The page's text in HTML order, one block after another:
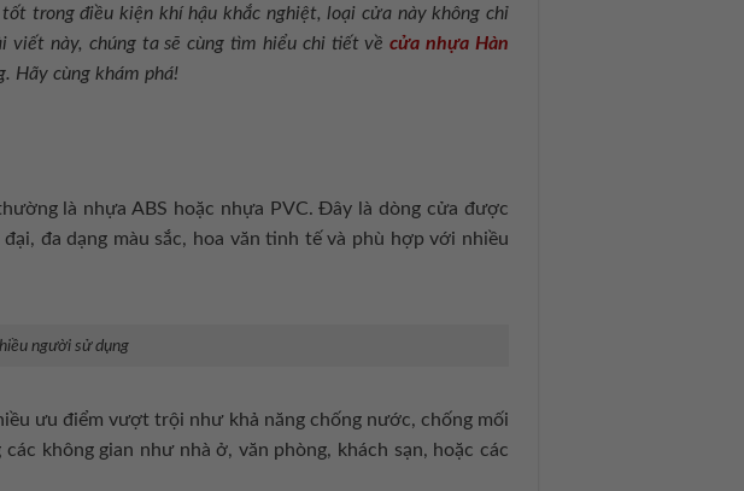
trong điều kiện khí hậu khắc nghiệt, loại cửa này không chỉ
viết này, chúng ta sẽ cùng tìm hiểu chi tiết vềcửa nhựa Hàn
Hãy cùng khám phá!
là nhựa ABS hoặc nhựa PVC. Đây là dòng cửa được
đa dạng màu sắc, hoa văn tinh tế và phù hợp với nhiều
người sử dụng
ưu điểm vượt trội như khả năng chống nước, chống mối
không gian như nhà ở, văn phòng, khách sạn, hoặc các